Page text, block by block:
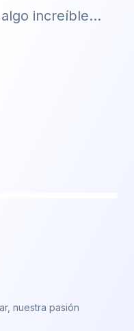
increíble...
nuestra pasión